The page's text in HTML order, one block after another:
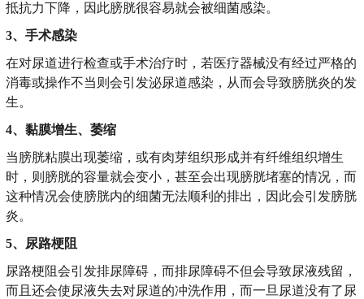
抵抗力下降，因此膀胱很容易就会被细菌感染。
3、手术感染
在对尿道进行检查或手术治疗时，若医疗器械没有经过严格的
消毒或操作不当则会引发泌尿道感染，从而会导致膀胱炎的发
生。
4、黏膜增生、萎缩
当膀胱粘膜出现萎缩，或有肉芽组织形成并有纤维组织增生
时，则膀胱的容量就会变小，甚至会出现膀胱堵塞的情况，而
这种情况会使膀胱内的细菌无法顺利的排出，因此会引发膀胱
炎。
5、尿路梗阻
尿路梗阻会引发排尿障碍，而排尿障碍不但会导致尿液残留，
而且还会使尿液失去对尿道的冲洗作用，而一旦尿道没有了尿